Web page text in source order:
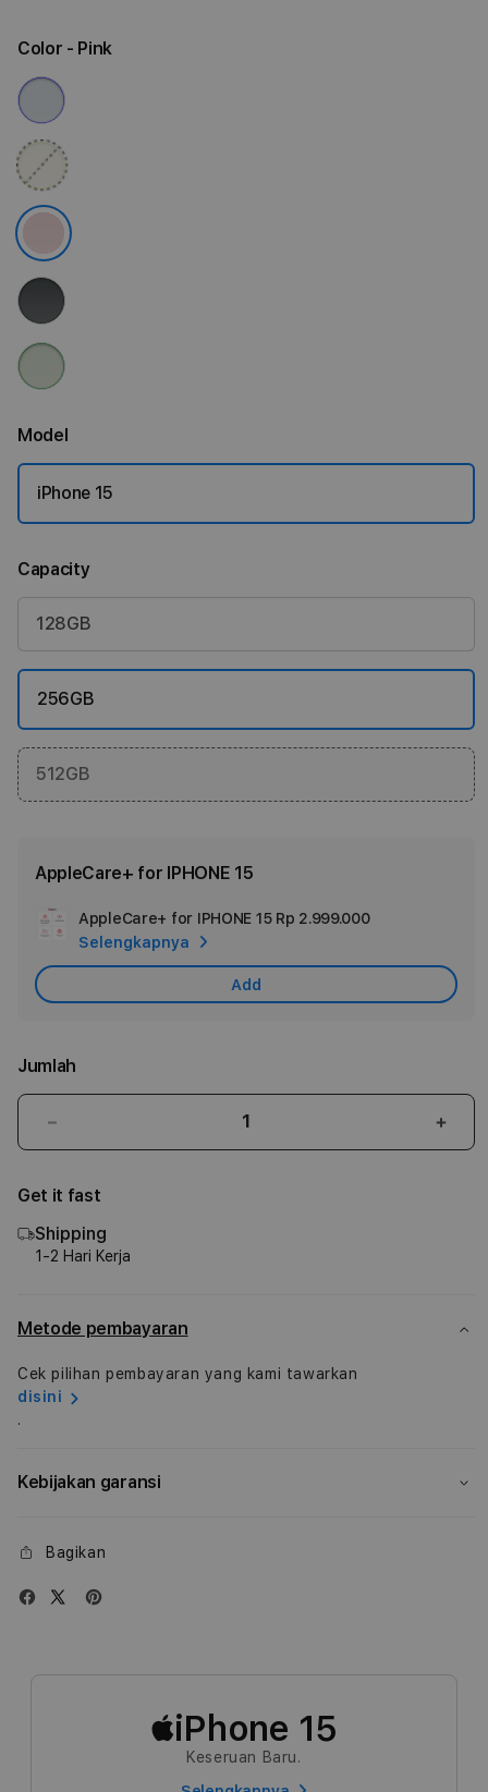
Color - Pink
Model
iPhone 15
Capacity
128GB
256GB
512GB
AppleCare+ for IPHONE 15
AppleCare+ for IPHONE 15 Rp 2.999.000
Selengkapnya
Add
Jumlah
Kurangi
jumlah
iPhone
15
256GB
Pink
Get it fast
Shipping
1-2 Hari Kerja
Metode pembayaran
Cek pilihan pembayaran yang kami tawarkan
disini
.
Kebijakan garansi
Bagikan
iPhone 15
Keseruan Baru.